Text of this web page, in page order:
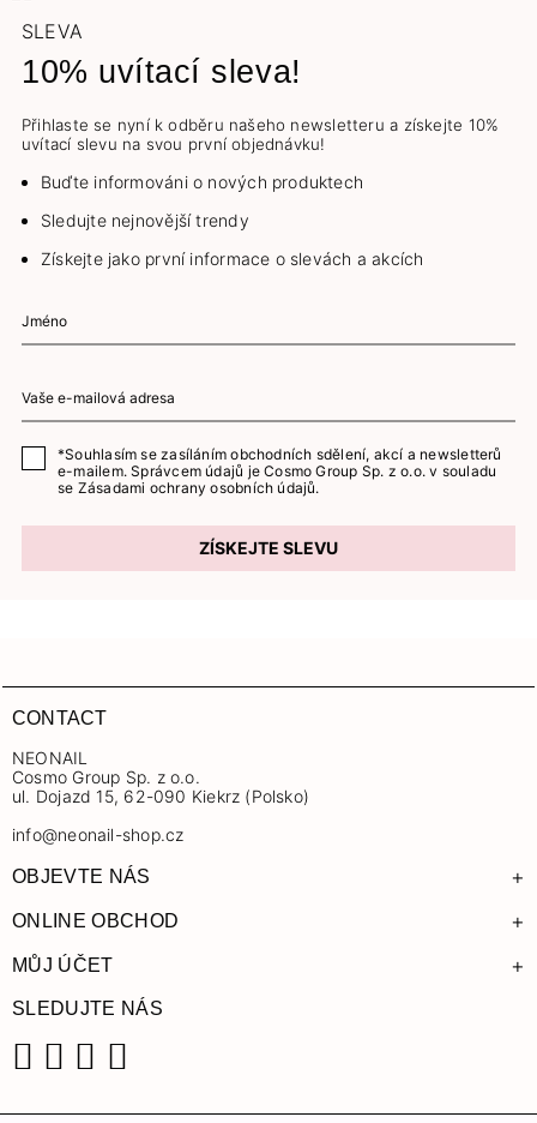
SLEVA
10% uvítací sleva!
Přihlaste se nyní k odběru našeho newsletteru a získejte 10%
uvítací slevu na svou první objednávku!
Buďte informováni o nových produktech
Sledujte nejnovější trendy
Získejte jako první informace o slevách a akcích
*Souhlasím se zasíláním obchodních sdělení, akcí a newsletterů
e-mailem. Správcem údajů je Cosmo Group Sp. z o.o. v souladu
se Zásadami ochrany osobních údajů.
ZÍSKEJTE SLEVU
CONTACT
NEONAIL
Cosmo Group Sp. z o.o.
ul. Dojazd 15, 62-090 Kiekrz (Polsko)
info@neonail-shop.cz
OBJEVTE NÁS +
ONLINE OBCHOD +
MŮJ ÚČET +
SLEDUJTE NÁS